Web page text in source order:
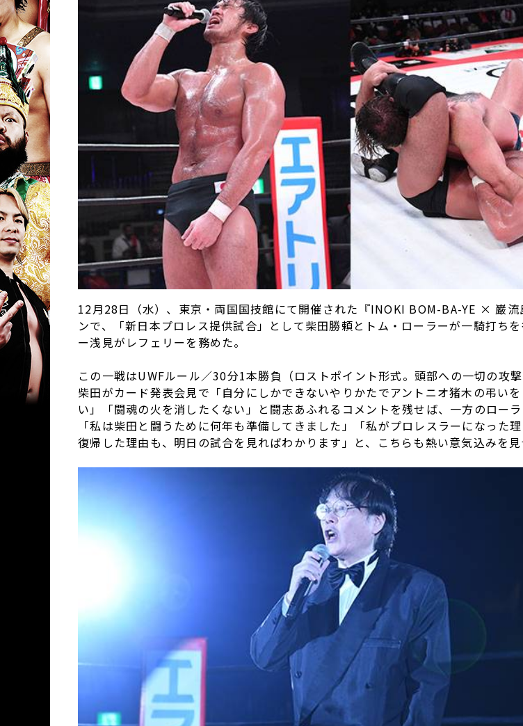
12月28日（水）、東京・両国国技館にて開催された『INOKI BOM-BA-YE × 巌
ンで、「新日本プロレス提供試合」として柴田勝頼とトム・ローラーが一騎打ち
ー浅見がレフェリーを務めた。
この一戦はUWFルール／30分1本勝負（ロストポイント形式。頭部への一切の攻撃
柴田がカード発表会見で「自分にしかできないやりかたでアントニオ猪木の弔い
い」「闘魂の火を消したくない」と闘志あふれるコメントを残せば、一方のロー
「私は柴田と闘うために何年も準備してきました」「私がプロレスラーになった
復帰した理由も、明日の試合を見ればわかります」と、こちらも熱い意気込みを見